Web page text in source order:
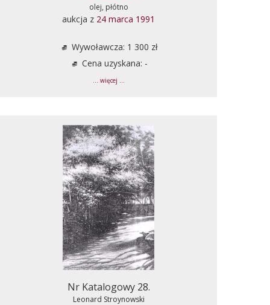
olej, płótno
aukcja z 24 marca 1991
Wywoławcza: 1 300 zł
Cena uzyskana: -
... więcej ...
Nr Katalogowy 28.
Leonard Stroynowski